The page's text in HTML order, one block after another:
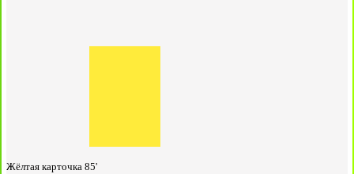
Жёлтая карточка 85'